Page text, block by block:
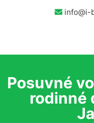
info@i-
Posuvné
rodinné